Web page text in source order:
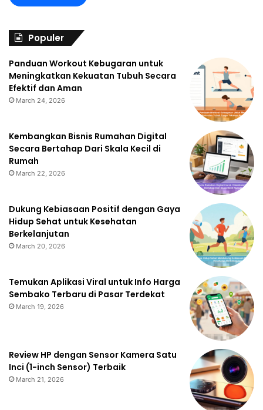
Populer
Panduan Workout Kebugaran untuk
Meningkatkan Kekuatan Tubuh Secara
Efektif dan Aman
March 24, 2026
Kembangkan Bisnis Rumahan Digital
Secara Bertahap Dari Skala Kecil di
Rumah
March 22, 2026
Dukung Kebiasaan Positif dengan Gaya
Hidup Sehat untuk Kesehatan
Berkelanjutan
March 20, 2026
Temukan Aplikasi Viral untuk Info Harga
Sembako Terbaru di Pasar Terdekat
March 19, 2026
Review HP dengan Sensor Kamera Satu
Inci (1-inch Sensor) Terbaik
March 21, 2026